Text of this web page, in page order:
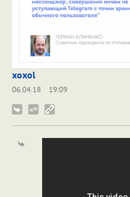
xoxol
06.04.18
19:09